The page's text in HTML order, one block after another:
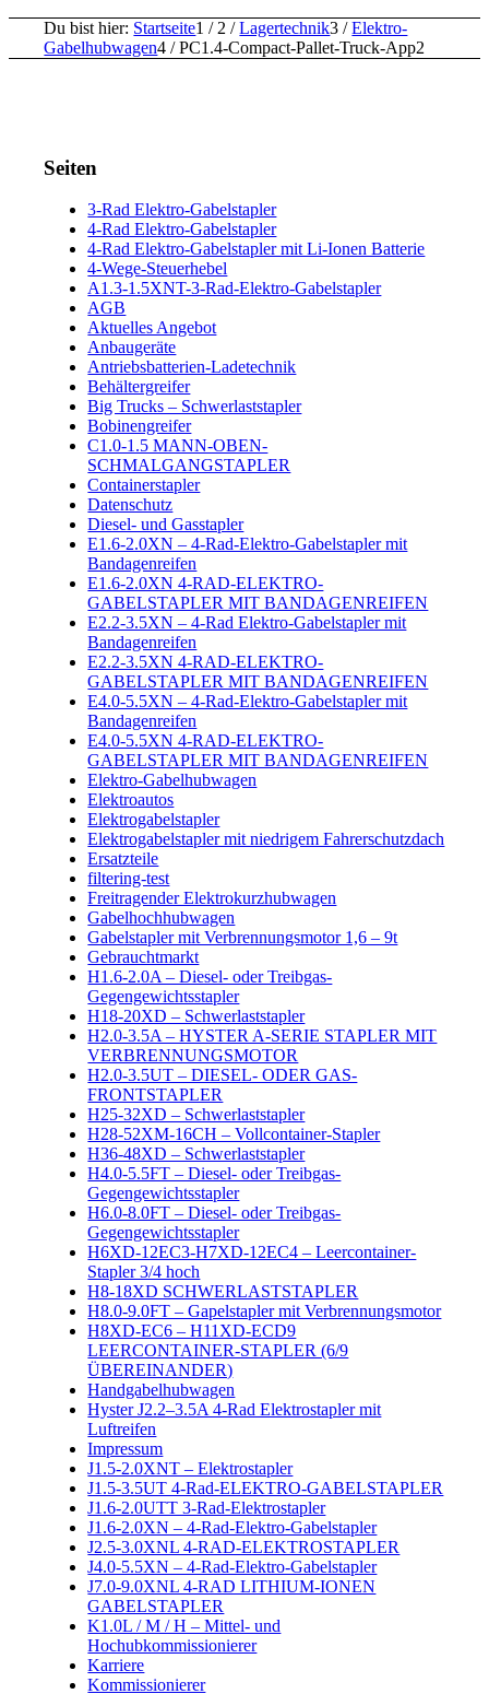
Du bist hier: Startseite1 / 2 / Lagertechnik3 / Elektro-
Gabelhubwagen4 / PC1.4-Compact-Pallet-Truck-App2
Seiten
3-Rad Elektro-Gabelstapler
4-Rad Elektro-Gabelstapler
4-Rad Elektro-Gabelstapler mit Li-Ionen Batterie
4-Wege-Steuerhebel
A1.3-1.5XNT-3-Rad-Elektro-Gabelstapler
AGB
Aktuelles Angebot
Anbaugeräte
Antriebsbatterien-Ladetechnik
Behältergreifer
Big Trucks – Schwerlaststapler
Bobinengreifer
C1.0-1.5 MANN-OBEN-
SCHMALGANGSTAPLER
Containerstapler
Datenschutz
Diesel- und Gasstapler
E1.6-2.0XN – 4-Rad-Elektro-Gabelstapler mit
Bandagenreifen
E1.6-2.0XN 4-RAD-ELEKTRO-
GABELSTAPLER MIT BANDAGENREIFEN
E2.2-3.5XN – 4-Rad Elektro-Gabelstapler mit
Bandagenreifen
E2.2-3.5XN 4-RAD-ELEKTRO-
GABELSTAPLER MIT BANDAGENREIFEN
E4.0-5.5XN – 4-Rad-Elektro-Gabelstapler mit
Bandagenreifen
E4.0-5.5XN 4-RAD-ELEKTRO-
GABELSTAPLER MIT BANDAGENREIFEN
Elektro-Gabelhubwagen
Elektroautos
Elektrogabelstapler
Elektrogabelstapler mit niedrigem Fahrerschutzdach
Ersatzteile
filtering-test
Freitragender Elektrokurzhubwagen
Gabelhochhubwagen
Gabelstapler mit Verbrennungsmotor 1,6 – 9t
Gebrauchtmarkt
H1.6-2.0A – Diesel- oder Treibgas-
Gegengewichtsstapler
H18-20XD – Schwerlaststapler
H2.0-3.5A – HYSTER A-SERIE STAPLER MIT
VERBRENNUNGSMOTOR
H2.0-3.5UT – DIESEL- ODER GAS-
FRONTSTAPLER
H25-32XD – Schwerlaststapler
H28-52XM-16CH – Vollcontainer-Stapler
H36-48XD – Schwerlaststapler
H4.0-5.5FT – Diesel- oder Treibgas-
Gegengewichtsstapler
H6.0-8.0FT – Diesel- oder Treibgas-
Gegengewichtsstapler
H6XD-12EC3-H7XD-12EC4 – Leercontainer-
Stapler 3/4 hoch
H8-18XD SCHWERLASTSTAPLER
H8.0-9.0FT – Gapelstapler mit Verbrennungsmotor
H8XD-EC6 – H11XD-ECD9
LEERCONTAINER-STAPLER (6/9
ÜBEREINANDER)
Handgabelhubwagen
Hyster J2.2–3.5A 4-Rad Elektrostapler mit
Luftreifen
Impressum
J1.5-2.0XNT – Elektrostapler
J1.5-3.5UT 4-Rad-ELEKTRO-GABELSTAPLER
J1.6-2.0UTT 3-Rad-Elektrostapler
J1.6-2.0XN – 4-Rad-Elektro-Gabelstapler
J2.5-3.0XNL 4-RAD-ELEKTROSTAPLER
J4.0-5.5XN – 4-Rad-Elektro-Gabelstapler
J7.0-9.0XNL 4-RAD LITHIUM-IONEN
GABELSTAPLER
K1.0L / M / H – Mittel- und
Hochubkommissionierer
Karriere
Kommissionierer